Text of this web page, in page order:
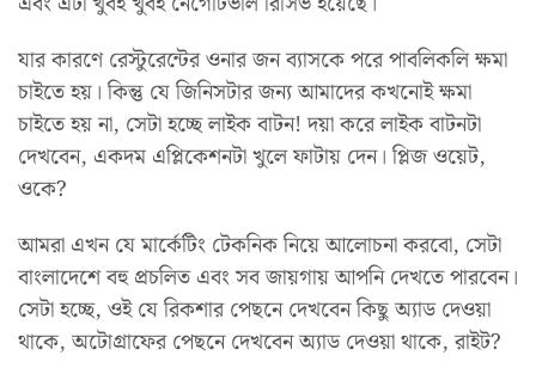
যার কারণে রেস্টুরেন্টের ওনার জন ব্যাসকে পরে পাবলিকলি ক্ষমা
চাইতে হয়। কিন্তু যে জিনিসটার জন্য আমাদের কখনোই ক্ষমা
চাইতে হয় না, সেটা হচ্ছে লাইক বাটন! দয়া করে লাইক বাটনটা
দেখবেন, একদম এপ্লিকেশনটা খুলে ফাটায় দেন। প্লিজ ওয়েট,
ওকে?
আমরা এখন যে মার্কেটিং টেকনিক নিয়ে আলোচনা করবো, সেটা
বাংলাদেশে বহু প্রচলিত এবং সব জায়গায় আপনি দেখতে পারবেন।
সেটা হচ্ছে, ওই যে রিকশার পেছনে দেখবেন কিছু অ্যাড দেওয়া
থাকে, অটোগ্রাফের পেছনে দেখবেন অ্যাড দেওয়া থাকে, রাইট?